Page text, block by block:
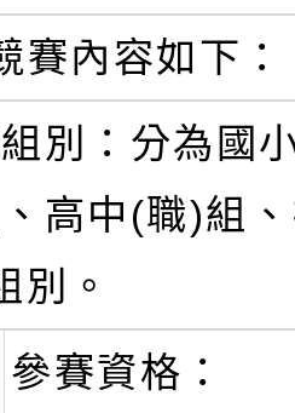
賽內容如下：
別：分為國
高中(職)組
別。
參賽資格：